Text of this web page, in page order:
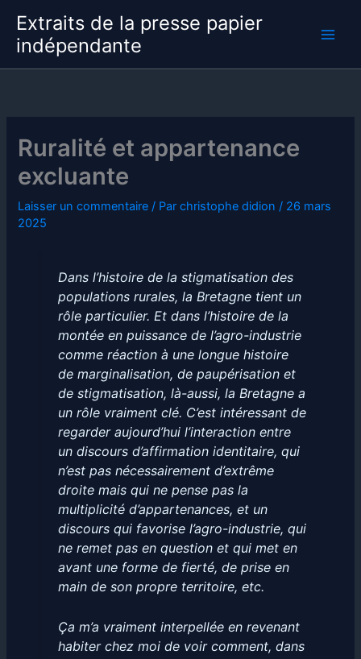
contenu
Extraits de la presse papier
indépendante
Ruralité et appartenance
excluante
Laisser un commentaire / Parchristophe didion / 26 mars
2025
Dans l’histoire de la stigmatisation des
populations rurales, la Bretagne tient un
rôle particulier. Et dans l’histoire de la
montée en puissance de l’agro-industrie
comme réaction à une longue histoire
de marginalisation, de paupérisation et
de stigmatisation, là-aussi, la Bretagne a
un rôle vraiment clé. C’est intéressant de
regarder aujourd’hui l’interaction entre
un discours d’affirmation identitaire, qui
n’est pas nécessairement d’extrême
droite mais qui ne pense pas la
multiplicité d’appartenances, et un
discours qui favorise l’agro-industrie, qui
ne remet pas en question et qui met en
avant une forme de fierté, de prise en
main de son propre territoire, etc.
Ça m’a vraiment interpellée en revenant
habiter chez moi de voir comment, dans